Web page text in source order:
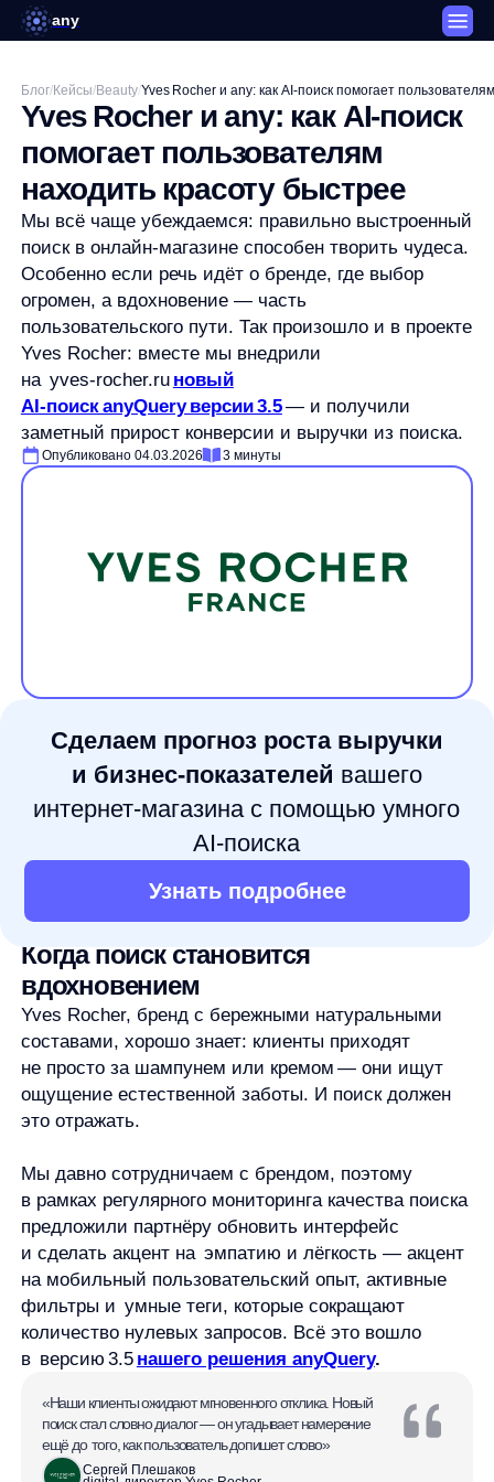
any
Yves Rocher и any: как AI‑поиск
помогает пользователям
находить красоту быстрее
Мы всё чаще убеждаемся: правильно выстроенный
поиск в онлайн‑магазине способен творить чудеса.
Особенно если речь идёт о бренде, где выбор
огромен, а вдохновение — часть
пользовательского пути. Так произошло и в проекте
Yves Rocher: вместе мы внедрили
на yves‑rocher.ruновый
AI‑поиск anyQuery версии 3.5
заметный прирост конверсии и выручки из поиска.
Опубликовано 04.03.2026 3 минуты
и бизнес-показателейвашего
интернет-магазина с помощью умного
AI-поиска
Никита сопровождает enterprise-партнеров any и работает
управления и развития e-commerce-проектов.
Когда поиск становится
Yves Rocher, бренд с бережными натуральными
составами, хорошо знает: клиенты приходят
не просто за шампунем или кремом — они ищут
это отражать.
Мы давно сотрудничаем с брендом, поэтому
в рамках регулярного мониторинга качества поиска
предложили партнёру обновить интерфейс
и сделать акцент на эмпатию и лёгкость — акцент
на мобильный пользовательский опыт, активные
фильтры и умные теги, которые сокращают
количество нулевых запросов. Всё это вошло
поиск стал словно диалог — он угадывает намерение
ещё до того, как пользователь допишет слово»
digital-директор Yves Rocher